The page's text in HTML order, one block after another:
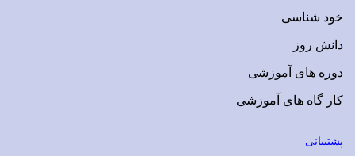
خود شناسی
دانش روز
دوره های آموزشی
کار گاه های آموزشی
پشتیبانی